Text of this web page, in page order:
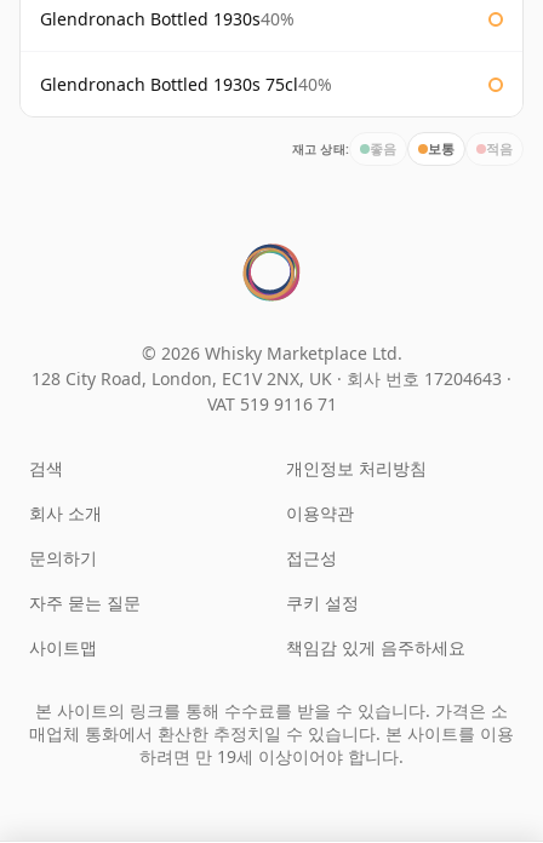
Glendronach Bottled 1930s40%
Glendronach Bottled 1930s 75cl40%
재고 상태: 좋음 보통 적음
© 2026 Whisky Marketplace Ltd.
128 City Road, London, EC1V 2NX, UK · 회사 번호 17204643 ·
VAT 519 9116 71
검색
회사 소개
문의하기
자주 묻는 질문
사이트맵
개인정보 처리방침
이용약관
접근성
쿠키 설정
책임감 있게 음주하세요
본 사이트의 링크를 통해 수수료를 받을 수 있습니다. 가격은 소
매업체 통화에서 환산한 추정치일 수 있습니다. 본 사이트를 이용
하려면 만 19세 이상이어야 합니다.